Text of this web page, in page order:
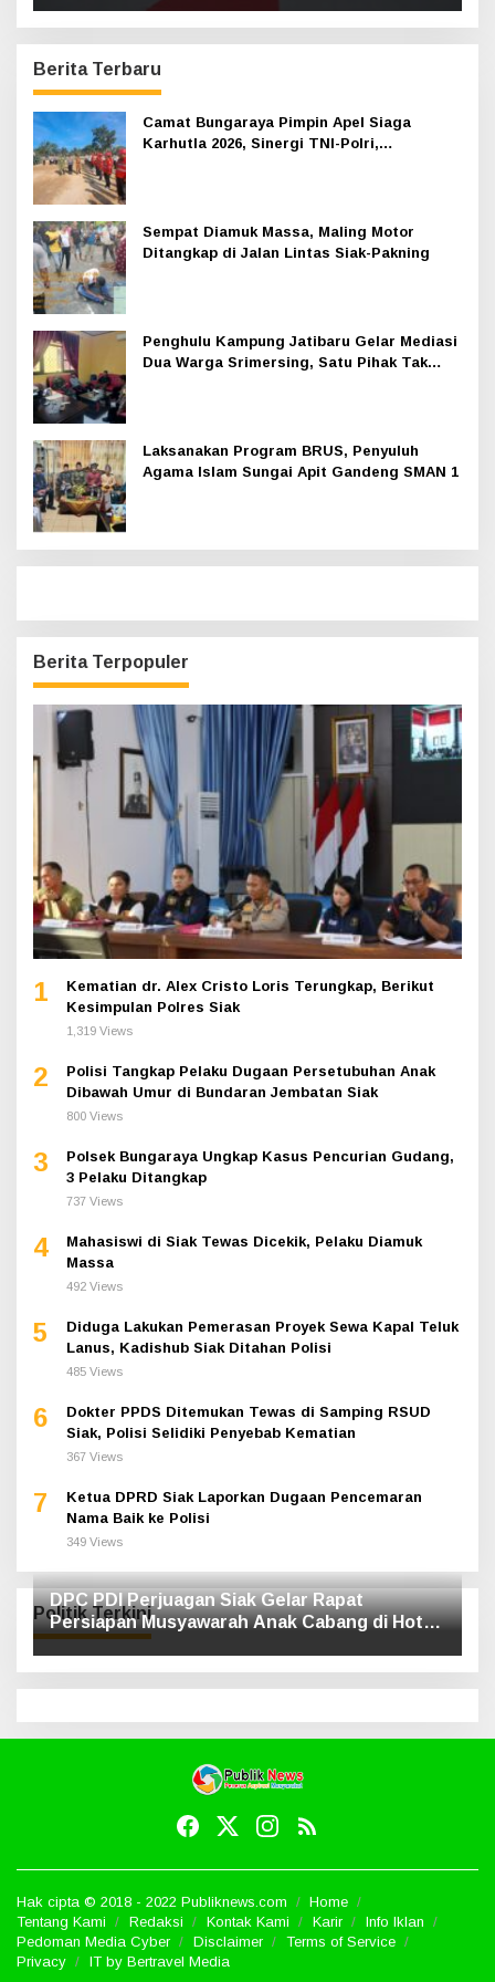
Berita Terbaru
Camat Bungaraya Pimpin Apel Siaga
Karhutla 2026, Sinergi TNI-Polri,
Sempat Diamuk Massa, Maling Motor
Ditangkap di Jalan Lintas Siak-Pakning
Penghulu Kampung Jatibaru Gelar Mediasi
Dua Warga Srimersing, Satu Pihak Tak
Laksanakan Program BRUS, Penyuluh
Agama Islam Sungai Apit Gandeng SMAN 1
Berita Terpopuler
1
Kematian dr. Alex Cristo Loris Terungkap, Berikut
Kesimpulan Polres Siak
1,319 Views
2
Polisi Tangkap Pelaku Dugaan Persetubuhan Anak
Dibawah Umur di Bundaran Jembatan Siak
800 Views
3
Polsek Bungaraya Ungkap Kasus Pencurian Gudang,
3 Pelaku Ditangkap
737 Views
4
Mahasiswi di Siak Tewas Dicekik, Pelaku Diamuk
Massa
492 Views
5
Diduga Lakukan Pemerasan Proyek Sewa Kapal Teluk
Lanus, Kadishub Siak Ditahan Polisi
485 Views
6
Dokter PPDS Ditemukan Tewas di Samping RSUD
Siak, Polisi Selidiki Penyebab Kematian
367 Views
7
Ketua DPRD Siak Laporkan Dugaan Pencemaran
Nama Baik ke Polisi
349 Views
Politik Terkini
DPC PDI Perjuagan Siak Gelar Rapat
Persiapan Musyawarah Anak Cabang di Hotel
Luxe
Hak cipta © 2018 - 2022 Publiknews.com
Home
Tentang Kami
Redaksi Kontak Kami Karir
Info Iklan
Pedoman Media Cyber
Disclaimer
Terms of Service
Privacy
IT by Bertravel Media